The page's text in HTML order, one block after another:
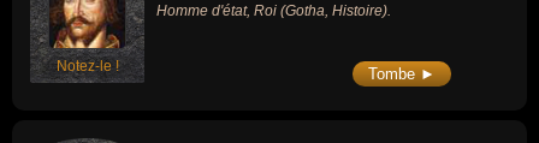
Notez-le !
Homme d'état, Roi (Gotha, Histoire).
Tombe ►